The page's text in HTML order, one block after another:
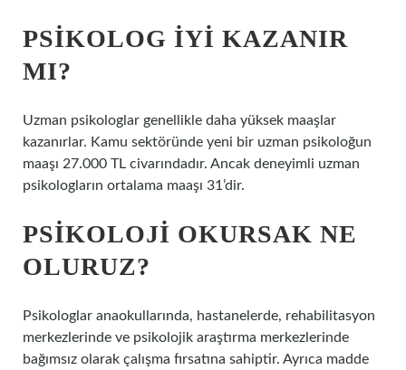
PSIKOLOG IYI KAZANIR
MI?
Uzman psikologlar genellikle daha yüksek maaşlar
kazanırlar. Kamu sektöründe yeni bir uzman psikoloğun
maaşı 27.000 TL civarındadır. Ancak deneyimli uzman
psikologların ortalama maaşı 31’dir.
PSIKOLOJI OKURSAK NE
OLURUZ?
Psikologlar anaokullarında, hastanelerde, rehabilitasyon
merkezlerinde ve psikolojik araştırma merkezlerinde
bağımsız olarak çalışma fırsatına sahiptir. Ayrıca madde